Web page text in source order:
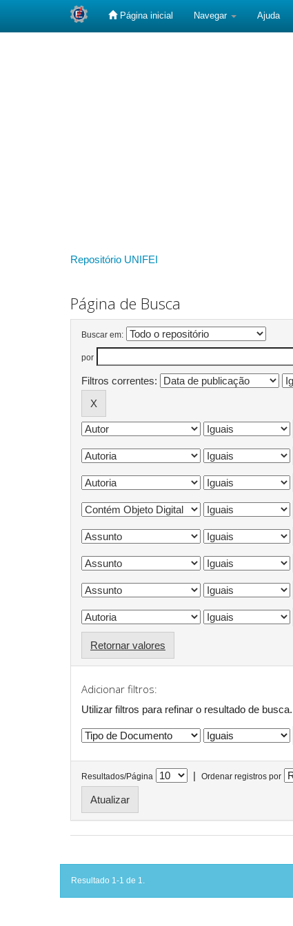
Página inicial Navegar Ajuda
Repositório UNIFEI
Página de Busca
Buscar em:
por
Filtros correntes:
Retornar valores
Adicionar filtros:
Utilizar filtros para refinar o resultado de busca.
Resultados/Página | Ordenar registros por
Resultado 1-1 de 1.